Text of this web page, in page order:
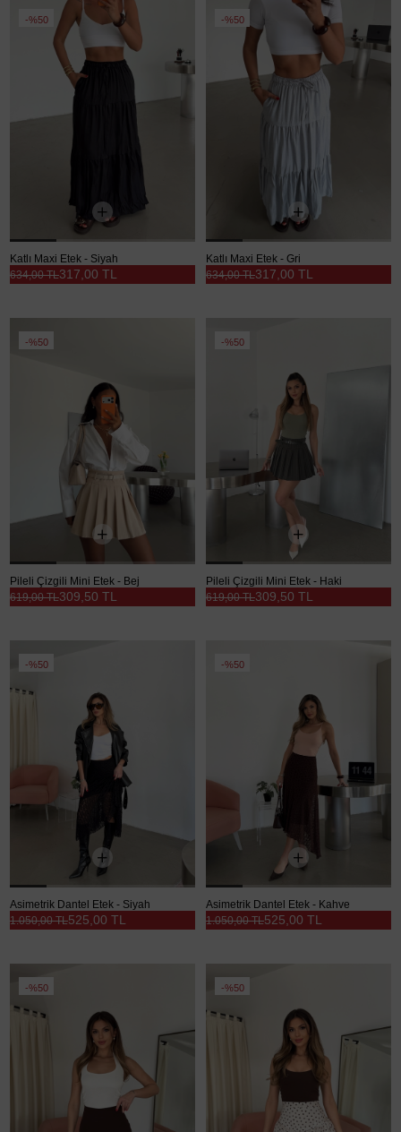
%50
Katlı Maxi Etek - Siyah
317,00 TL
634,00 TL
%50
Katlı Maxi Etek - Gri
317,00 TL
634,00 TL
%50
Pileli Çizgili Mini Etek - Bej
309,50 TL
619,00 TL
%50
Pileli Çizgili Mini Etek - Haki
309,50 TL
619,00 TL
%50
Asimetrik Dantel Etek - Siyah
525,00 TL
1.050,00 TL
%50
Asimetrik Dantel Etek - Kahve
525,00 TL
1.050,00 TL
%50 %50